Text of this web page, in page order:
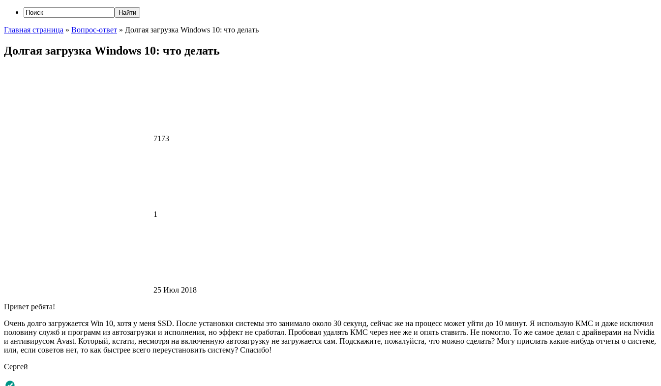
Главная страница » Вопрос-ответ » Долгая загрузка Windows 10: что делать
Долгая загрузка Windows 10: что делать
7173
1
25 Июл 2018
Привет ребята!
Очень долго загружается Win 10, хотя у меня SSD. После установки системы это занимало около 30 секунд, сейчас же на процесс может уйти до 10 минут. Я использую КМС и даже исключил
половину служб и программ из автозагрузки и исполнения, но эффект не сработал. Пробовал удалять КМС через нее же и опять ставить. Не помогло. То же самое делал с драйверами на Nvidia
и антивирусом Avast. Который, кстати, несмотря на включенную автозагрузку не загружается сам. Подскажите, пожалуйста, что можно сделать? Могу прислать какие-нибудь отчеты о системе,
или, если советов нет, то как быстрее всего переустановить систему? Спасибо!
Сергей